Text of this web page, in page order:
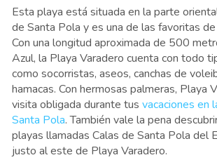
Esta playa está situada en la parte
de Santa Pola y es una de las favoritas
Con una longitud aproximada de 500
Azul, la Playa Varadero cuenta con todo
como socorristas, aseos, canchas de
hamacas. Con hermosas palmeras, Playa
visita obligada durante tus vacaciones en
Santa Pola. También vale la pena
playas llamadas Calas de Santa Pola del
justo al este de Playa Varadero.